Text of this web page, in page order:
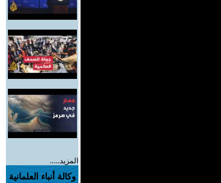
المزيد.....
وكالة أنباء العلمانية